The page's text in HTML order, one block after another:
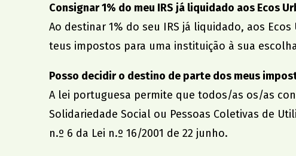
Consignar 1% do meu IRS já liquidado aos Ecos
Ao destinar 1% do seu IRS já liquidado, aos
teus impostos para uma instituição à sua
Posso decidir o destino de parte dos meus
A lei portuguesa permite que todos/as os/as
Solidariedade Social ou Pessoas Coletivas de
n.º 6 da Lei n.º 16/2001 de 22 junho.